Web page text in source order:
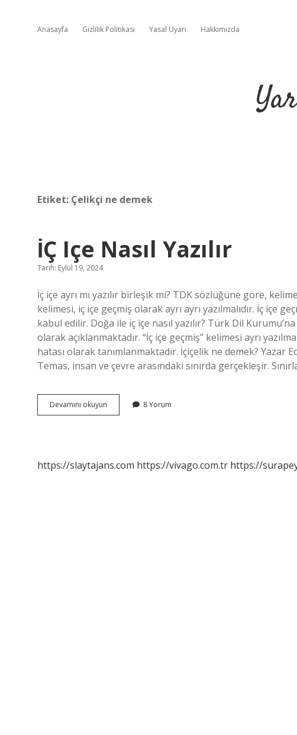
Anasayfa Gizlilik Politikası Yasal Uyarı Hakkımızda
Etiket: Çelikçi ne demek
İÇ Içe Nasıl Yazılır
Tarih: Eylül 19, 2024
İç içe ayrı mı yazılır birleşik mi? TDK sözlüğüne göre,
kelimesi, iç içe geçmiş olarak ayrı ayrı yazılmalıdır. İç içe
kabul edilir. Doğa ile iç içe nasıl yazılır? Türk Dil
olarak açıklanmaktadır. “İç içe geçmiş” kelimesi ayrı
hatası olarak tanımlanmaktadır. İçiçelik ne demek? Yazar
Temas, insan ve çevre arasındaki sınırda gerçekleşir.
Devamını okuyun
Içe
8 Yorum
https://slaytajans.com https://vivago.com.tr https://